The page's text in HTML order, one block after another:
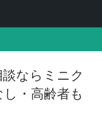
ならミニク
・高齢者も